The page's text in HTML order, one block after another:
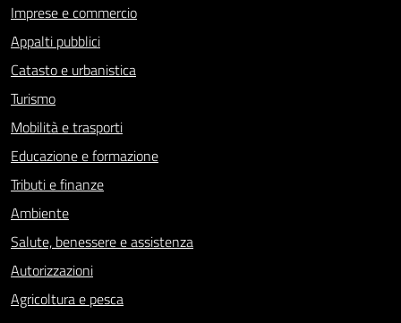
Imprese e commercio
Appalti pubblici
Catasto e urbanistica
Turismo
Mobilità e trasporti
Educazione e formazione
Tributi e finanze
Ambiente
Salute, benessere e assistenza
Autorizzazioni
Agricoltura e pesca